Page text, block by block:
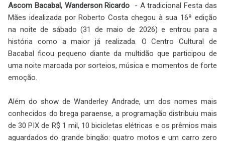
Ascom Bacabal, Wanderson Ricardo - A tradicional Festa das
Mães idealizada por Roberto Costa chegou à sua 16ª edição
na noite de sábado (31 de maio de 2026) e entrou para a
história como a maior já realizada. O Centro Cultural de
Bacabal ficou pequeno diante da multidão que participou de
uma noite marcada por sorteios, música e momentos de forte
emoção.
Além do show de Wanderley Andrade, um dos nomes mais
conhecidos do brega paraense, a programação distribuiu mais
de 30 PIX de R$ 1 mil, 10 bicicletas elétricas e os prêmios mais
aguardados do grande bingão: quatro motos e um carro zero